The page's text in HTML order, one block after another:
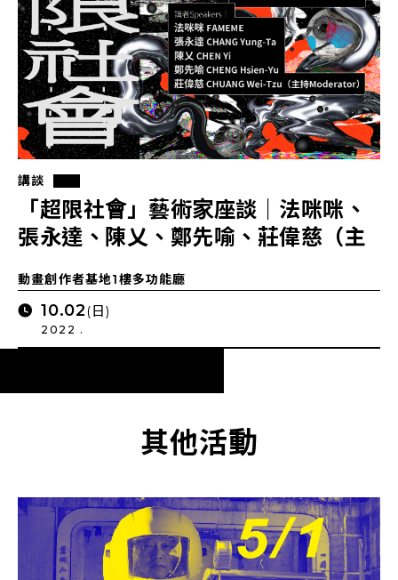
講談
「超限社會」藝術家座談｜法咪咪、
張永達、陳乂、鄭先喻、莊偉慈（主
動畫創作者基地1樓多功能廳
10.02(日)
2022 .
其他活動